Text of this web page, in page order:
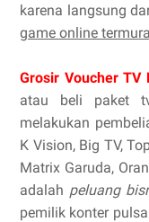
karena langsung
game online
Grosir Voucher TV
atau beli paket
melakukan
K Vision, Big TV,
Matrix Garuda,
adalah peluang
pemilik konter